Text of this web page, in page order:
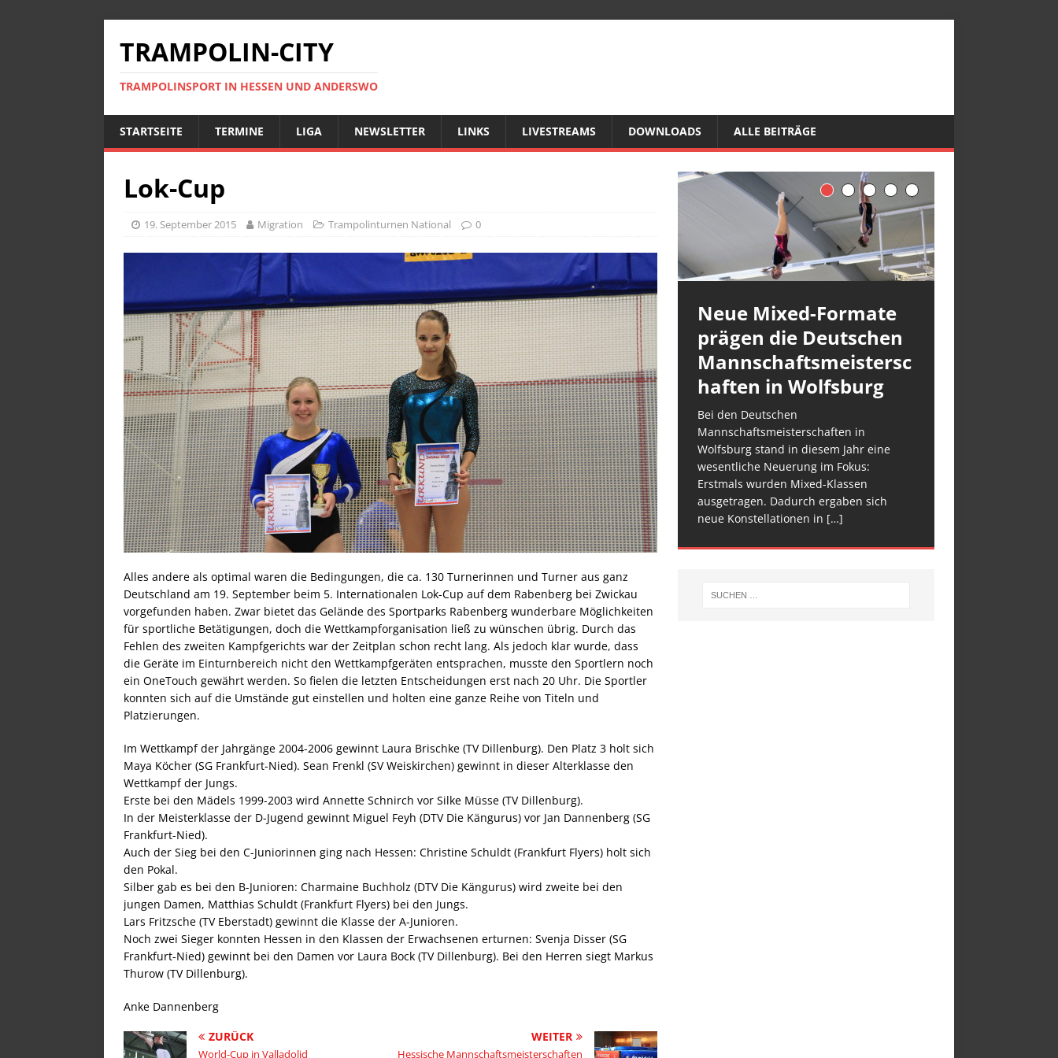
TRAMPOLIN-CITY
TRAMPOLINSPORT IN HESSEN UND ANDERSWO
STARTSEITE TERMINE LIGA NEWSLETTER LINKS LIVESTREAMS DOWNLOADS ALLE BEITRÄGE
Lok-Cup
19. September 2015 Migration Trampolinturnen National 0
Alles andere als optimal waren die Bedingungen, die ca. 130 Turnerinnen und Turner aus ganz
Deutschland am 19. September beim 5. Internationalen Lok-Cup auf dem Rabenberg bei Zwickau
vorgefunden haben. Zwar bietet das Gelände des Sportparks Rabenberg wunderbare Möglichkeiten
für sportliche Betätigungen, doch die Wettkampforganisation ließ zu wünschen übrig. Durch das
Fehlen des zweiten Kampfgerichts war der Zeitplan schon recht lang. Als jedoch klar wurde, dass
die Geräte im Einturnbereich nicht den Wettkampfgeräten entsprachen, musste den Sportlern noch
ein OneTouch gewährt werden. So fielen die letzten Entscheidungen erst nach 20 Uhr. Die Sportler
konnten sich auf die Umstände gut einstellen und holten eine ganze Reihe von Titeln und
Platzierungen.
Im Wettkampf der Jahrgänge 2004-2006 gewinnt Laura Brischke (TV Dillenburg). Den Platz 3 holt sich
Maya Köcher (SG Frankfurt-Nied). Sean Frenkl (SV Weiskirchen) gewinnt in dieser Alterklasse den
Wettkampf der Jungs.
Erste bei den Mädels 1999-2003 wird Annette Schnirch vor Silke Müsse (TV Dillenburg).
In der Meisterklasse der D-Jugend gewinnt Miguel Feyh (DTV Die Kängurus) vor Jan Dannenberg (SG
Frankfurt-Nied).
Auch der Sieg bei den C-Juniorinnen ging nach Hessen: Christine Schuldt (Frankfurt Flyers) holt sich
den Pokal.
Silber gab es bei den B-Junioren: Charmaine Buchholz (DTV Die Kängurus) wird zweite bei den
jungen Damen, Matthias Schuldt (Frankfurt Flyers) bei den Jungs.
Lars Fritzsche (TV Eberstadt) gewinnt die Klasse der A-Junioren.
Noch zwei Sieger konnten Hessen in den Klassen der Erwachsenen erturnen: Svenja Disser (SG
Frankfurt-Nied) gewinnt bei den Damen vor Laura Bock (TV Dillenburg). Bei den Herren siegt Markus
Thurow (TV Dillenburg).
Anke Dannenberg
ZURÜCK
World-Cup in Valladolid
WEITER
Hessische Mannschaftsmeisterschaften
Neue Mixed-Formate
prägen die Deutschen
Mannschaftsmeistersc
haften in Wolfsburg
Bei den Deutschen
Mannschaftsmeisterschaften in
Wolfsburg stand in diesem Jahr eine
wesentliche Neuerung im Fokus:
Erstmals wurden Mixed-Klassen
ausgetragen. Dadurch ergaben sich
neue Konstellationen in […]